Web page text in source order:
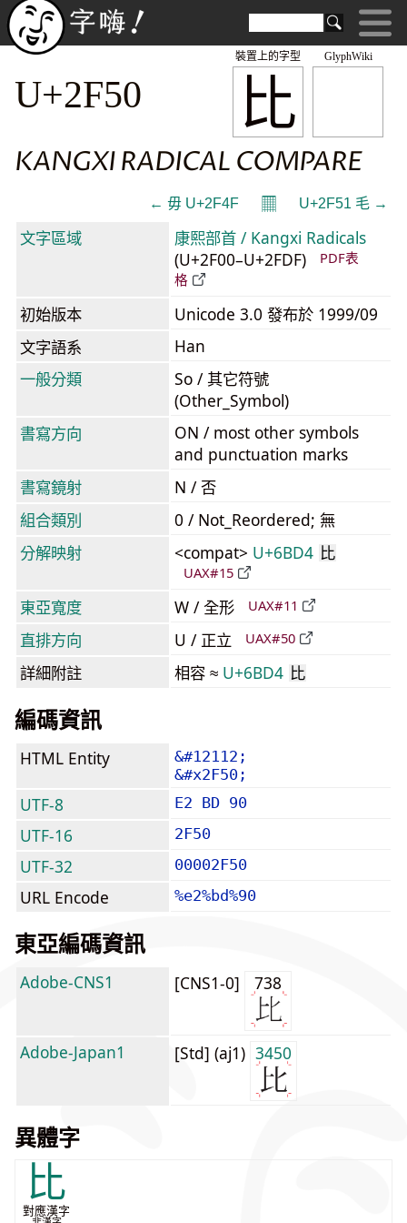
GlyphWiki
⽐
裝置上的字型
U+2F50
KANGXI RADICAL COMPARE
← ⽏ U+2F4F 𝄜 U+2F51 ⽑ →
文字區域
康熙部首 / Kangxi Radicals
(U+2F00–U+2FDF)
PDF表
格
初始版本
Unicode 3.0 發布於 1999/09
文字語系
Han
一般分類
So / 其它符號
(Other_Symbol)
書寫方向
ON / most other symbols
and punctuation marks
書寫鏡射
N / 否
組合類別
0 / Not_Reordered; 無
分解映射
<compat> U+6BD4 比
UAX#15
東亞寬度 W / 全形 UAX#11
直排方向 U / 正立 UAX#50
詳細附註 相容 ≈ U+6BD4 比
編碼資訊
HTML Entity
&#12112;
&#x2F50;
UTF-8 E2 BD 90
UTF-16 2F50
UTF-32 00002F50
URL Encode %e2%bd%90
東亞編碼資訊
Adobe-CNS1 [CNS1-0] 738
Adobe-Japan1 [Std] (aj1) 3450
異體字
比
對應漢字